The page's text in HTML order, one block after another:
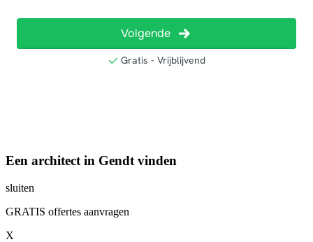
Een architect in Gendt vinden
sluiten
GRATIS offertes aanvragen
X